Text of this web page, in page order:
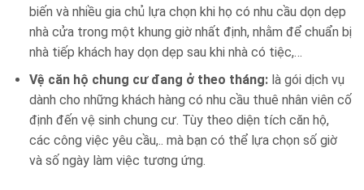
biến và nhiều gia chủ lựa chọn khi họ có nhu cầu dọn dẹp
nhà cửa trong một khung giờ nhất định, nhằm để chuẩn bị
nhà tiếp khách hay dọn dẹp sau khi nhà có tiệc,…
Vệ căn hộ chung cư đang ở theo tháng: là gói dịch vụ
dành cho những khách hàng có nhu cầu thuê nhân viên cố
định đến vệ sinh chung cư. Tùy theo diện tích căn hộ,
các công việc yêu cầu,.. mà bạn có thể lựa chọn số giờ
và số ngày làm việc tương ứng.